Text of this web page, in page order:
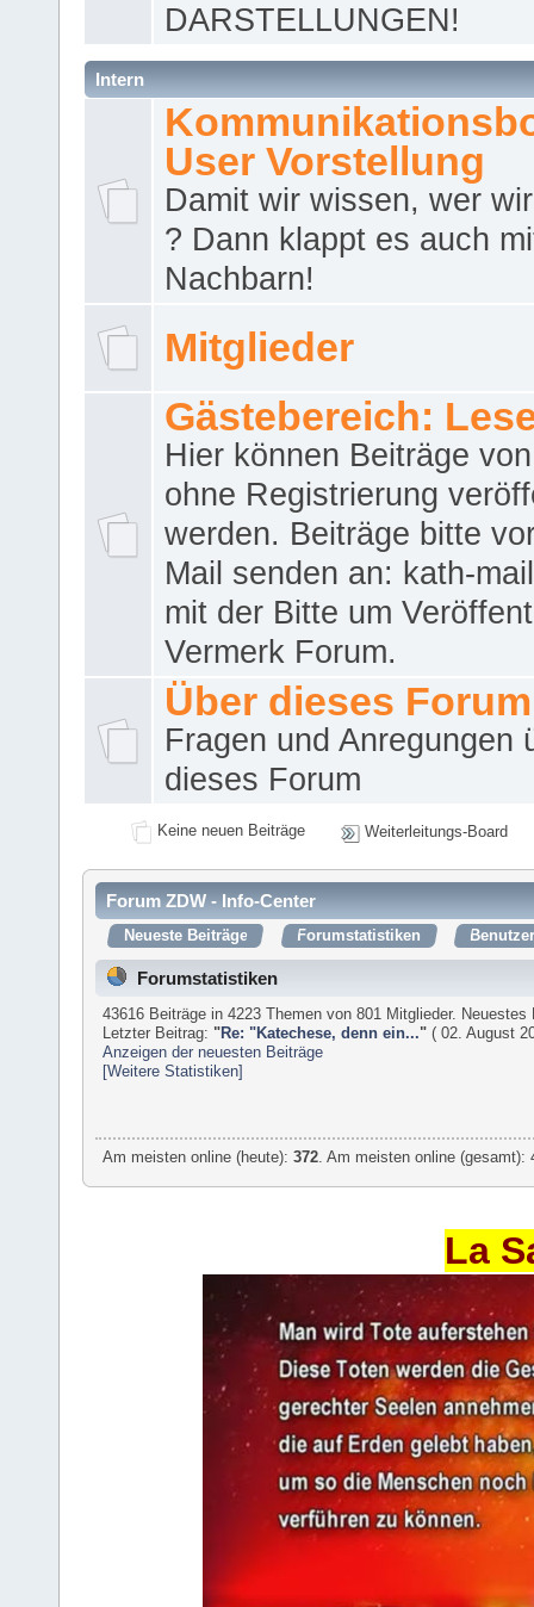
DARSTELLUNGEN!
Intern
User Vorstellung
Damit wir wissen, wer
? Dann klappt es auch
Nachbarn!
Mitglieder
Gästebereich:
Hier können Beiträge
ohne Registrierung
werden. Beiträge bitte
Mail senden an: kath-
mit der Bitte um
Vermerk Forum.
Über dieses Forum
Fragen und Anregungen
dieses Forum
Keine neuen Beiträge Weiterleitungs-Board
Forum ZDW - Info-Center
Neueste Beiträge Forumstatistiken
Forumstatistiken
43616 Beiträge in 4223 Themen von 801 Mitglieder.
Letzter Beitrag: "Re: "Katechese, denn ein..." ( 02. August
Anzeigen der neuesten Beiträge
[Weitere Statistiken]
Am meisten online (heute):372 . Am meisten online
La